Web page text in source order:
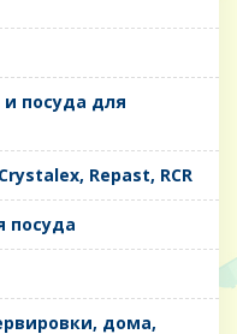
и посуда для
Repast, RCR
посуда
дома,